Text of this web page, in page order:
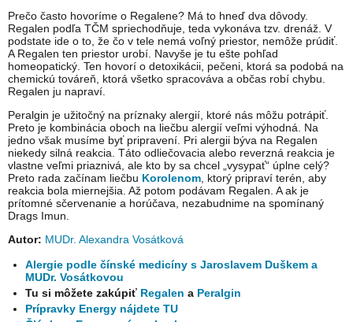
Prečo často hovoríme o Regalene? Má to hneď dva dôvody.
Regalen podľa TČM spriechodňuje, teda vykonáva tzv. drenáž. V
podstate ide o to, že čo v tele nemá voľný priestor, nemôže prúdiť.
A Regalen ten priestor urobí. Navyše je tu ešte pohľad
homeopatický. Ten hovorí o detoxikácii, pečeni, ktorá sa podobá na
chemickú továreň, ktorá všetko spracováva a občas robí chybu.
Regalen ju napraví.
Peralgin je užitočný na príznaky alergií, ktoré nás môžu potrápiť.
Preto je kombinácia oboch na liečbu alergií veľmi výhodná. Na
jedno však musíme byť pripravení. Pri alergii býva na Regalen
niekedy silná reakcia. Táto odliečovacia alebo reverzná reakcia je
vlastne veľmi priaznivá, ale kto by sa chcel „vysypať“ úplne celý?
Preto rada začínam liečbu Korolenom, ktorý pripraví terén, aby
reakcia bola miernejšia. Až potom podávam Regalen. A ak je
prítomné sčervenanie a horúčava, nezabudnime na spomínaný
Drags Imun.
Autor: MUDr. Alexandra Vosátková
Alergie podle čínské medicíny s Jaroslavem Duškem a
MUDr. Vosátkovou
Tu si môžete zakúpiť Regalen a Peralgin
Prípravky Energy nájdete TU